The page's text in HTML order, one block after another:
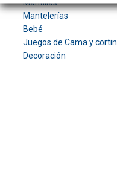
Mantillas
Mantelerías
Bebé
Juegos de Cama y
Decoración